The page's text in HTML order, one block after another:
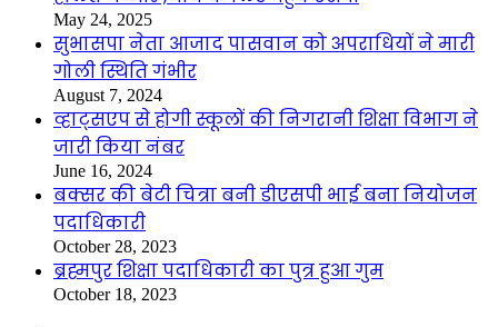
May 24, 2025
सुभासपा नेता आजाद पासवान को अपराधियों ने मारी
गोली स्थिति गंभीर
August 7, 2024
व्हाट्सएप से होगी स्कूलों की निगरानी शिक्षा विभाग ने
जारी किया नंबर
June 16, 2024
बक्सर की बेटी चित्रा बनी डीएसपी भाई बना नियोजन
पदाधिकारी
October 28, 2023
ब्रह्मपुर शिक्षा पदाधिकारी का पुत्र हुआ गुम
October 18, 2023